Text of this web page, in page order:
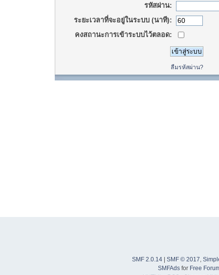
รหัสผ่าน:
ระยะเวลาที่จะอยู่ในระบบ (นาที):
คงสถานะการเข้าระบบไว้ตลอด:
ลืมรหัสผ่าน?
SMF 2.0.14 SMF © 2017,
SMFAdsfor Free